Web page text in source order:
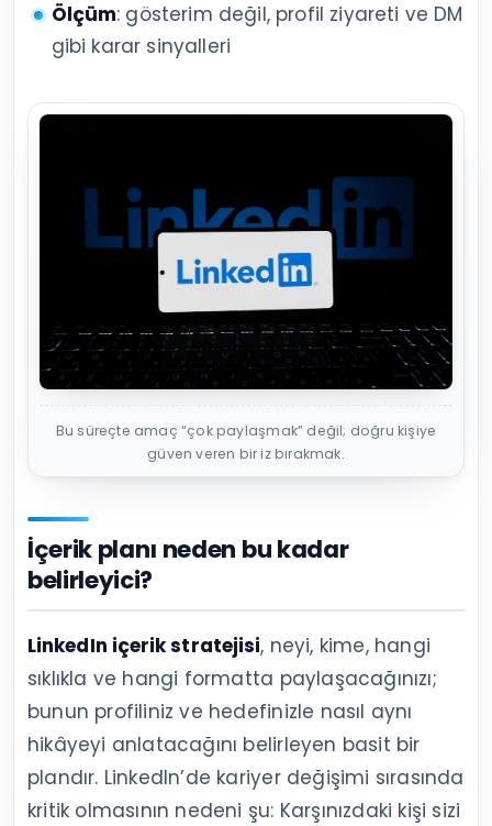
Ölçüm: gösterim değil, profil ziyareti ve DM
gibi karar sinyalleri
Bu süreçte amaç “çok paylaşmak” değil; doğru kişiye
güven veren bir iz bırakmak.
İçerik planı neden bu kadar
belirleyici?
LinkedIn içerik stratejisi, neyi, kime, hangi
sıklıkla ve hangi formatta paylaşacağınızı;
bunun profiliniz ve hedefinizle nasıl aynı
hikâyeyi anlatacağını belirleyen basit bir
plandır. LinkedIn’de kariyer değişimi sırasında
kritik olmasının nedeni şu: Karşınızdaki kişi sizi